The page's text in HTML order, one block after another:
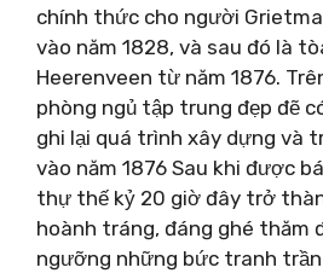
chính thức cho người
vào năm 1828, và sau đó là
Heerenveen từ năm 1876.
phòng ngủ tập trung đẹp đẽ
ghi lại quá trình xây dựng và
vào năm 1876 Sau khi được
thự thế kỷ 20 giờ đây trở
hoành tráng, đáng ghé thăm
ngưỡng những bức tranh trần